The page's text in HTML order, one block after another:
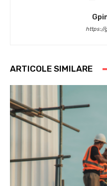
https://
ARTICOLE SIMILARE